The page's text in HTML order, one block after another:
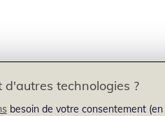
d'autres technologies ?
besoin de votre consentement